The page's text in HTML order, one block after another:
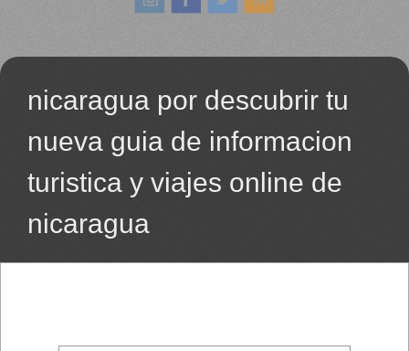
nicaragua por descubrir tu
nueva guia de informacion
turistica y viajes online de
nicaragua